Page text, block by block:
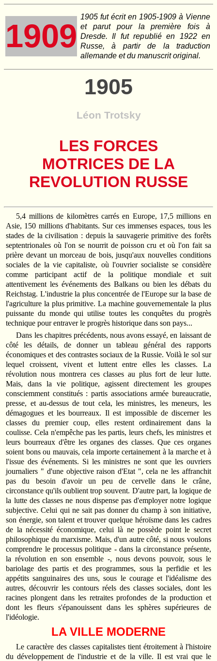
1909
1905 fut écrit en 1905-1909 à Vienne
et parut pour la première fois à
Dresde. Il fut republié en 1922 en
Russe, à partir de la traduction
allemande et du manuscrit original.
1905
Léon Trotsky
LES FORCES
MOTRICES DE LA
REVOLUTION RUSSE
5,4 millions de kilomètres carrés en Europe, 17,5 millions en
Asie, 150 millions d'habitants. Sur ces immenses espaces, tous les
stades de la civilisation : depuis la sauvagerie primitive des forêts
septentrionales où l'on se nourrit de poisson cru et où l'on fait sa
prière devant un morceau de bois, jusqu'aux nouvelles conditions
sociales de la vie capitaliste, où l'ouvrier socialiste se considère
comme participant actif de la politique mondiale et suit
attentivement les événements des Balkans ou bien les débats du
Reichstag. L'industrie la plus concentrée de l'Europe sur la base de
l'agriculture la plus primitive. La machine gouvernementale la plus
puissante du monde qui utilise toutes les conquêtes du progrès
technique pour entraver le progrès historique dans son pays...
Dans les chapitres précédents, nous avons essayé, en laissant de
côté les détails, de donner un tableau général des rapports
économiques et des contrastes sociaux de la Russie. Voilà le sol sur
lequel croissent, vivent et luttent entre elles les classes. La
révolution nous montrera ces classes au plus fort de leur lutte.
Mais, dans la vie politique, agissent directement les groupes
consciemment constitués : partis associations armée bureaucratie,
presse, et au-dessus de tout cela, les ministres, les meneurs, les
démagogues et les bourreaux. Il est impossible de discerner les
classes du premier coup, elles restent ordinairement dans la
coulisse. Cela n'empêche pas les partis, leurs chefs, les ministres et
leurs bourreaux d'être les organes des classes. Que ces organes
soient bons ou mauvais, cela importe certainement à la marche et à
l'issue des événements. Si les ministres ne sont que les ouvriers
journaliers " d'une objective raison d'Etat ", cela ne les affranchit
pas du besoin d'avoir un peu de cervelle dans le crâne,
circonstance qu'ils oublient trop souvent. D'autre part, la logique de
la lutte des classes ne nous dispense pas d'employer notre logique
subjective. Celui qui ne sait pas donner du champ à son initiative,
son énergie, son talent et trouver quelque héroïsme dans les cadres
de la nécessité économique, celui là ne possède point le secret
philosophique du marxisme. Mais, d'un autre côté, si nous voulons
comprendre le processus politique - dans la circonstance présente,
la révolution en son ensemble -, nous devons pouvoir, sous le
bariolage des partis et des programmes, sous la perfidie et les
appétits sanguinaires des uns, sous le courage et l'idéalisme des
autres, découvrir les contours réels des classes sociales, dont les
racines plongent dans les retraites profondes de la production et
dont les fleurs s'épanouissent dans les sphères supérieures de
l'idéologie.
LA VILLE MODERNE
Le caractère des classes capitalistes tient étroitement à l'histoire
du développement de l'industrie et de la ville. Il est vrai que le